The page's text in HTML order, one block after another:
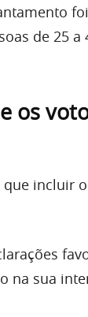
foi
de 25 a
os
que incluir
na sua